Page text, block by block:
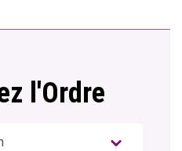
l'Ordre